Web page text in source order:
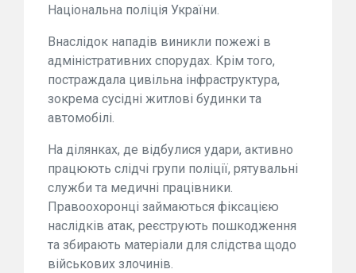
Національна поліція України.
Внаслідок нападів виникли пожежі в
адміністративних спорудах. Крім того,
постраждала цивільна інфраструктура,
зокрема сусідні житлові будинки та
автомобілі.
На ділянках, де відбулися удари, активно
працюють слідчі групи поліції, рятувальні
служби та медичні працівники.
Правоохоронці займаються фіксацією
наслідків атак, реєструють пошкодження
та збирають матеріали для слідства щодо
військових злочинів.